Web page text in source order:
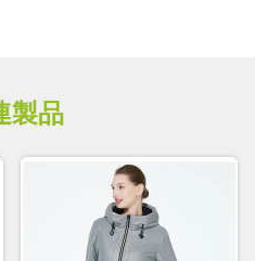
製品